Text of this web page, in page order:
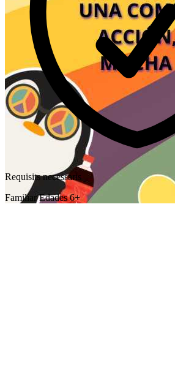
Requisits necessaris
Familiar Edades 6+